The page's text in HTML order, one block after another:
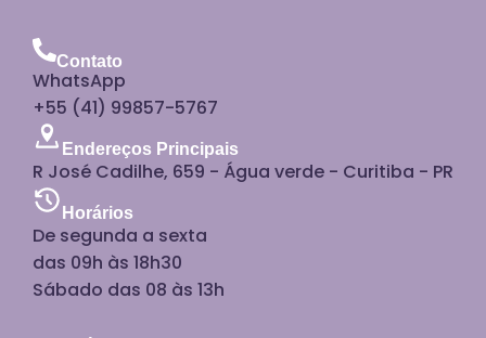
Contato
WhatsApp
+55 (41) 99857-5767
Endereços Principais
R José Cadilhe, 659 - Água verde - Curitiba - PR
Horários
De segunda a sexta
das 09h às 18h30
Sábado das 08 às 13h